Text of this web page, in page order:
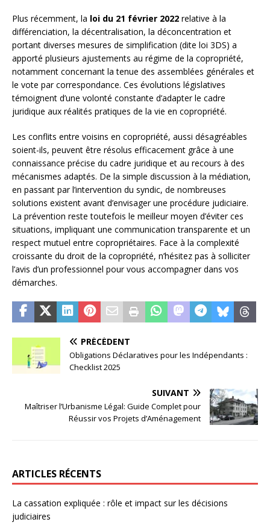
Plus récemment, la loi du 21 février 2022 relative à la
différenciation, la décentralisation, la déconcentration et
portant diverses mesures de simplification (dite loi 3DS) a
apporté plusieurs ajustements au régime de la copropriété,
notamment concernant la tenue des assemblées générales et
le vote par correspondance. Ces évolutions législatives
témoignent d’une volonté constante d’adapter le cadre
juridique aux réalités pratiques de la vie en copropriété.
Les conflits entre voisins en copropriété, aussi désagréables
soient-ils, peuvent être résolus efficacement grâce à une
connaissance précise du cadre juridique et au recours à des
mécanismes adaptés. De la simple discussion à la médiation,
en passant par l’intervention du syndic, de nombreuses
solutions existent avant d’envisager une procédure judiciaire.
La prévention reste toutefois le meilleur moyen d’éviter ces
situations, impliquant une communication transparente et un
respect mutuel entre copropriétaires. Face à la complexité
croissante du droit de la copropriété, n’hésitez pas à solliciter
l’avis d’un professionnel pour vous accompagner dans vos
démarches.
PRÉCÉDENT
Obligations Déclaratives pour les Indépendants :
Checklist 2025
SUIVANT
Maîtriser l’Urbanisme Légal: Guide Complet pour
Réussir vos Projets d’Aménagement
ARTICLES RÉCENTS
La cassation expliquée : rôle et impact sur les décisions
judiciaires